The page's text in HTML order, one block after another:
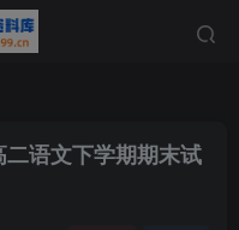
语文下学期期末试